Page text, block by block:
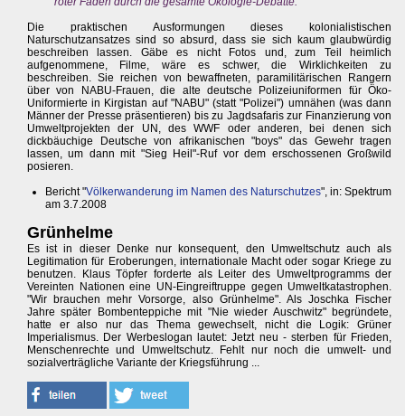
Die praktischen Ausformungen dieses kolonialistischen
Naturschutzansatzes sind so absurd, dass sie sich kaum glaubwürdig
beschreiben lassen. Gäbe es nicht Fotos und, zum Teil heimlich
aufgenommene, Filme, wäre es schwer, die Wirklichkeiten zu
beschreiben. Sie reichen von bewaffneten, paramilitärischen Rangern
über von NABU-Frauen, die alte deutsche Polizeiuniformen für Öko-
Uniformierte in Kirgistan auf "NABU" (statt "Polizei") umnähen (was dann
Männer der Presse präsentieren) bis zu Jagdsafaris zur Finanzierung von
Umweltprojekten der UN, des WWF oder anderen, bei denen sich
dickbäuchige Deutsche von afrikanischen "boys" das Gewehr tragen
lassen, um dann mit "Sieg Heil"-Ruf vor dem erschossenen Großwild
posieren.
Bericht "Völkerwanderung im Namen des Naturschutzes", in: Spektrum
am 3.7.2008
Grünhelme
Es ist in dieser Denke nur konsequent, den Umweltschutz auch als
Legitimation für Eroberungen, internationale Macht oder sogar Kriege zu
benutzen. Klaus Töpfer forderte als Leiter des Umweltprogramms der
Vereinten Nationen eine UN-Eingreiftruppe gegen Umweltkatastrophen.
"Wir brauchen mehr Vorsorge, also Grünhelme". Als Joschka Fischer
Jahre später Bombenteppiche mit "Nie wieder Auschwitz" begründete,
hatte er also nur das Thema gewechselt, nicht die Logik: Grüner
Imperialismus. Der Werbeslogan lautet: Jetzt neu - sterben für Frieden,
Menschenrechte und Umweltschutz. Fehlt nur noch die umwelt- und
sozialverträgliche Variante der Kriegsführung ...